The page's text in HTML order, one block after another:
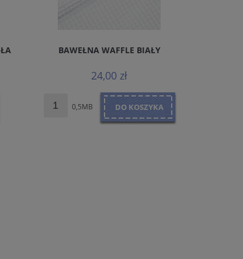
BAWEŁNA WAFFLE BIAŁY
24,00 zł
0,5MB DO KOSZYKA